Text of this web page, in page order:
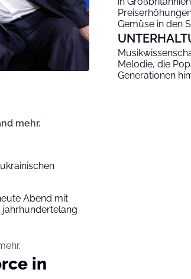
mehr.
Abend mit
jahrhundertelang
in
Gemüse in den
Melodie, die
Generationen